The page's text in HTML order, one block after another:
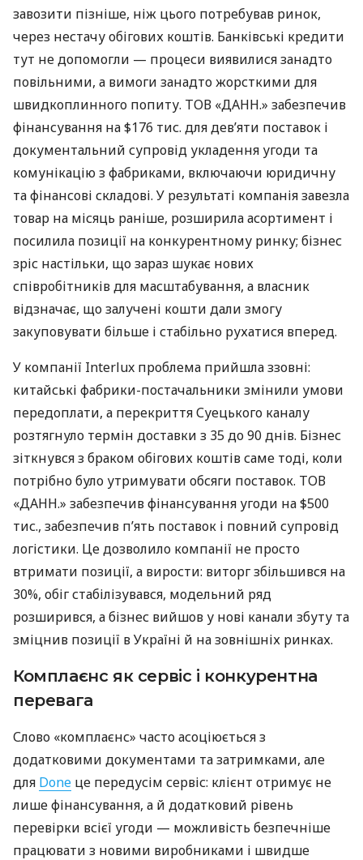
завозити пізніше, ніж цього потребував ринок,
через нестачу обігових коштів. Банківські кредити
тут не допомогли — процеси виявилися занадто
повільними, а вимоги занадто жорсткими для
швидкоплинного попиту. ТОВ «ДАНН.» забезпечив
фінансування на $176 тис. для дев’яти поставок і
документальний супровід укладення угоди та
комунікацію з фабриками, включаючи юридичну
та фінансові складові. У результаті компанія завезла
товар на місяць раніше, розширила асортимент і
посилила позиції на конкурентному ринку; бізнес
зріс настільки, що зараз шукає нових
співробітників для масштабування, а власник
відзначає, що залучені кошти дали змогу
закуповувати більше і стабільно рухатися вперед.
У компанії Interlux проблема прийшла ззовні:
китайські фабрики-постачальники змінили умови
передоплати, а перекриття Суецького каналу
розтягнуло термін доставки з 35 до 90 днів. Бізнес
зіткнувся з браком обігових коштів саме тоді, коли
потрібно було утримувати обсяги поставок. ТОВ
«ДАНН.» забезпечив фінансування угоди на $500
тис., забезпечив п’ять поставок і повний супровід
логістики. Це дозволило компанії не просто
втримати позиції, а вирости: виторг збільшився на
30%, обіг стабілізувався, модельний ряд
розширився, а бізнес вийшов у нові канали збуту та
зміцнив позиції в Україні й на зовнішніх ринках.
Комплаєнс як сервіс і конкурентна
перевага
Слово «комплаєнс» часто асоціюється з
додатковими документами та затримками, але
для Done це передусім сервіс: клієнт отримує не
лише фінансування, а й додатковий рівень
перевірки всієї угоди — можливість безпечніше
працювати з новими виробниками і швидше